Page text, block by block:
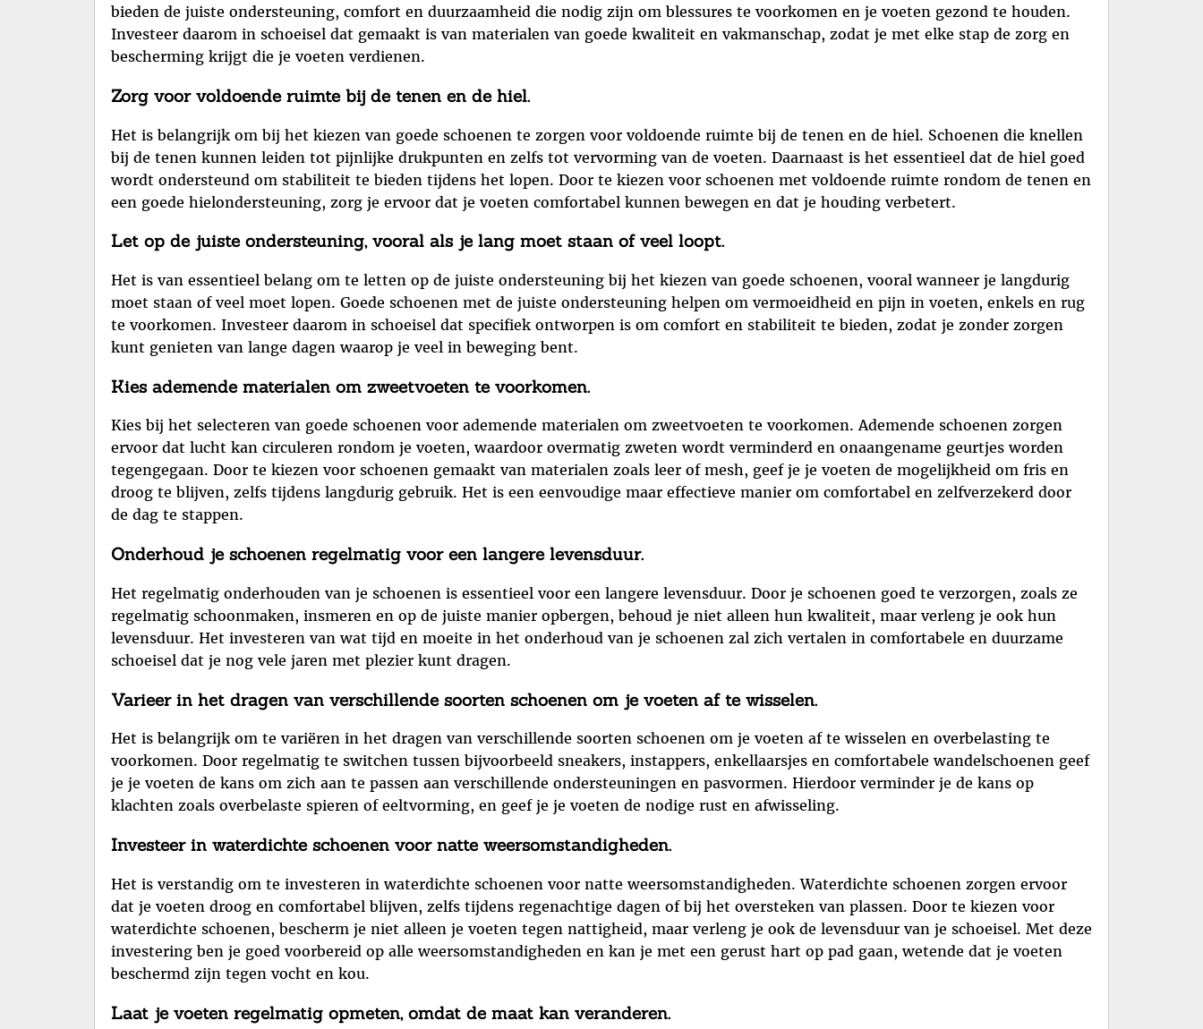
bieden de juiste ondersteuning, comfort en duurzaamheid die nodig zijn om blessures te voorkomen en je voeten gezond te houden.
Investeer daarom in schoeisel dat gemaakt is van materialen van goede kwaliteit en vakmanschap, zodat je met elke stap de zorg en
bescherming krijgt die je voeten verdienen.
Zorg voor voldoende ruimte bij de tenen en de hiel.
Het is belangrijk om bij het kiezen van goede schoenen te zorgen voor voldoende ruimte bij de tenen en de hiel. Schoenen die knellen
bij de tenen kunnen leiden tot pijnlijke drukpunten en zelfs tot vervorming van de voeten. Daarnaast is het essentieel dat de hiel goed
wordt ondersteund om stabiliteit te bieden tijdens het lopen. Door te kiezen voor schoenen met voldoende ruimte rondom de tenen en
een goede hielondersteuning, zorg je ervoor dat je voeten comfortabel kunnen bewegen en dat je houding verbetert.
Let op de juiste ondersteuning, vooral als je lang moet staan of veel loopt.
Het is van essentieel belang om te letten op de juiste ondersteuning bij het kiezen van goede schoenen, vooral wanneer je langdurig
moet staan of veel moet lopen. Goede schoenen met de juiste ondersteuning helpen om vermoeidheid en pijn in voeten, enkels en rug
te voorkomen. Investeer daarom in schoeisel dat specifiek ontworpen is om comfort en stabiliteit te bieden, zodat je zonder zorgen
kunt genieten van lange dagen waarop je veel in beweging bent.
Kies ademende materialen om zweetvoeten te voorkomen.
Kies bij het selecteren van goede schoenen voor ademende materialen om zweetvoeten te voorkomen. Ademende schoenen zorgen
ervoor dat lucht kan circuleren rondom je voeten, waardoor overmatig zweten wordt verminderd en onaangename geurtjes worden
tegengegaan. Door te kiezen voor schoenen gemaakt van materialen zoals leer of mesh, geef je je voeten de mogelijkheid om fris en
droog te blijven, zelfs tijdens langdurig gebruik. Het is een eenvoudige maar effectieve manier om comfortabel en zelfverzekerd door
de dag te stappen.
Onderhoud je schoenen regelmatig voor een langere levensduur.
Het regelmatig onderhouden van je schoenen is essentieel voor een langere levensduur. Door je schoenen goed te verzorgen, zoals ze
regelmatig schoonmaken, insmeren en op de juiste manier opbergen, behoud je niet alleen hun kwaliteit, maar verleng je ook hun
levensduur. Het investeren van wat tijd en moeite in het onderhoud van je schoenen zal zich vertalen in comfortabele en duurzame
schoeisel dat je nog vele jaren met plezier kunt dragen.
Varieer in het dragen van verschillende soorten schoenen om je voeten af te wisselen.
Het is belangrijk om te variëren in het dragen van verschillende soorten schoenen om je voeten af te wisselen en overbelasting te
voorkomen. Door regelmatig te switchen tussen bijvoorbeeld sneakers, instappers, enkellaarsjes en comfortabele wandelschoenen geef
je je voeten de kans om zich aan te passen aan verschillende ondersteuningen en pasvormen. Hierdoor verminder je de kans op
klachten zoals overbelaste spieren of eeltvorming, en geef je je voeten de nodige rust en afwisseling.
Investeer in waterdichte schoenen voor natte weersomstandigheden.
Het is verstandig om te investeren in waterdichte schoenen voor natte weersomstandigheden. Waterdichte schoenen zorgen ervoor
dat je voeten droog en comfortabel blijven, zelfs tijdens regenachtige dagen of bij het oversteken van plassen. Door te kiezen voor
waterdichte schoenen, bescherm je niet alleen je voeten tegen nattigheid, maar verleng je ook de levensduur van je schoeisel. Met deze
investering ben je goed voorbereid op alle weersomstandigheden en kan je met een gerust hart op pad gaan, wetende dat je voeten
beschermd zijn tegen vocht en kou.
Laat je voeten regelmatig opmeten, omdat de maat kan veranderen.